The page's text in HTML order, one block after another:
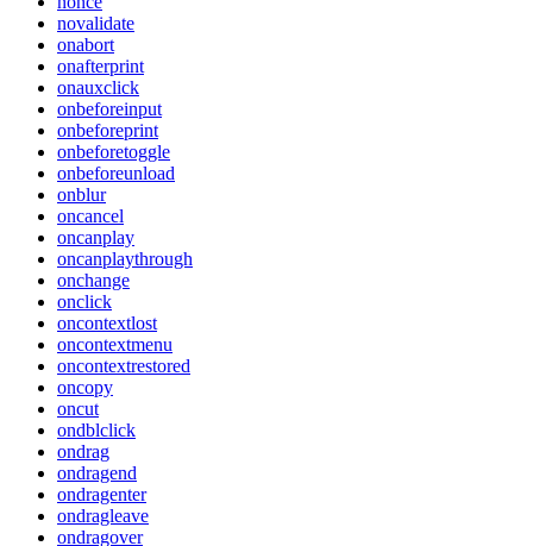
novalidate
onabort
onafterprint
onauxclick
onbeforeinput
onbeforeprint
onbeforetoggle
onbeforeunload
onblur
oncancel
oncanplay
oncanplaythrough
onchange
onclick
oncontextlost
oncontextmenu
oncontextrestored
oncopy
oncut
ondblclick
ondrag
ondragend
ondragenter
ondragleave
ondragover